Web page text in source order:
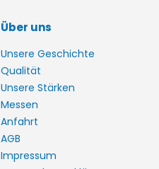
Über uns
Unsere Geschichte
Qualität
Unsere Stärken
Messen
Anfahrt
AGB
Impressum